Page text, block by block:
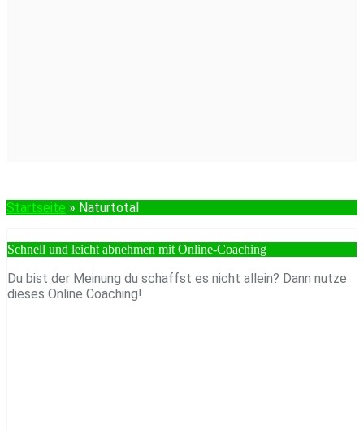
Startseite » Naturtotal
Schnell und leicht abnehmen mit Online-Coaching
Du bist der Meinung du schaffst es nicht allein? Dann nutze
dieses Online Coaching!